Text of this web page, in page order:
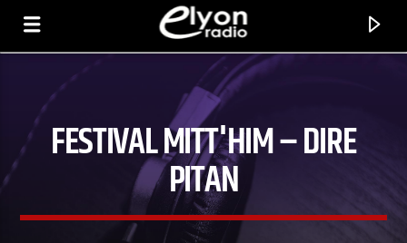
RADIO ELYON
POSITIVE ET ENCOURAGEANTE !
FESTIVAL MITT'HIM – DIRE
PITAN